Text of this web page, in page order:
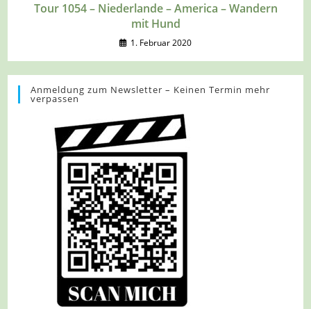
Tour 1054 – Niederlande – America – Wandern
mit Hund
1. Februar 2020
Anmeldung zum Newsletter – Keinen Termin mehr
verpassen